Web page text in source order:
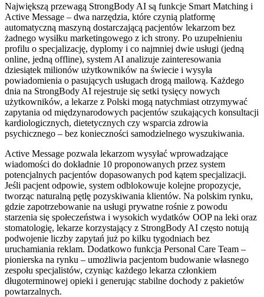
Największą przewagą StrongBody AI są funkcje Smart Matching i
Active Message – dwa narzędzia, które czynią platformę
automatyczną maszyną dostarczającą pacjentów lekarzom bez
żadnego wysiłku marketingowego z ich strony. Po uzupełnieniu
profilu o specjalizację, dyplomy i co najmniej dwie usługi (jedną
online, jedną offline), system AI analizuje zainteresowania
dziesiątek milionów użytkowników na świecie i wysyła
powiadomienia o pasujących usługach drogą mailową. Każdego
dnia na StrongBody AI rejestruje się setki tysięcy nowych
użytkowników, a lekarze z Polski mogą natychmiast otrzymywać
zapytania od międzynarodowych pacjentów szukających konsultacji
kardiologicznych, dietetycznych czy wsparcia zdrowia
psychicznego – bez konieczności samodzielnego wyszukiwania.
Active Message pozwala lekarzom wysyłać wprowadzające
wiadomości do dokładnie 10 proponowanych przez system
potencjalnych pacjentów dopasowanych pod kątem specjalizacji.
Jeśli pacjent odpowie, system odblokowuje kolejne propozycje,
tworząc naturalną pętlę pozyskiwania klientów. Na polskim rynku,
gdzie zapotrzebowanie na usługi prywatne rośnie z powodu
starzenia się społeczeństwa i wysokich wydatków OOP na leki oraz
stomatologię, lekarze korzystający z StrongBody AI często notują
podwojenie liczby zapytań już po kilku tygodniach bez
uruchamiania reklam. Dodatkowo funkcja Personal Care Team –
pionierska na rynku – umożliwia pacjentom budowanie własnego
zespołu specjalistów, czyniąc każdego lekarza członkiem
długoterminowej opieki i generując stabilne dochody z pakietów
powtarzalnych.